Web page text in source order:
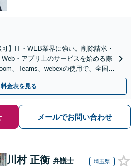
】IT・WEB業界に強い。削除請求・
・アプリ上のサービスを始める際
、Teams、webexの使用で、全国か
談可】
料金表を見る
メールでお問い合わせ
川村 正衡 弁護士 埼玉県